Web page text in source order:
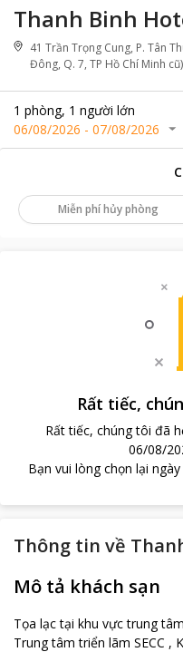
Thanh Binh
41 Trần Trọng Cung, P. Tân
Đông, Q. 7, TP Hồ Chí Minh cũ)
1 phòng, 1 người lớn
06/08/2026 - 07/08/2026
Miễn phí hủy phòng
Rất tiếc,
Rất tiếc, chúng tôi đã
06/08/
Bạn vui lòng chọn lại
Thông tin về
Mô tả khách sạn
Tọa lạc tại khu vực trung
Trung tâm triển lãm SECC ,